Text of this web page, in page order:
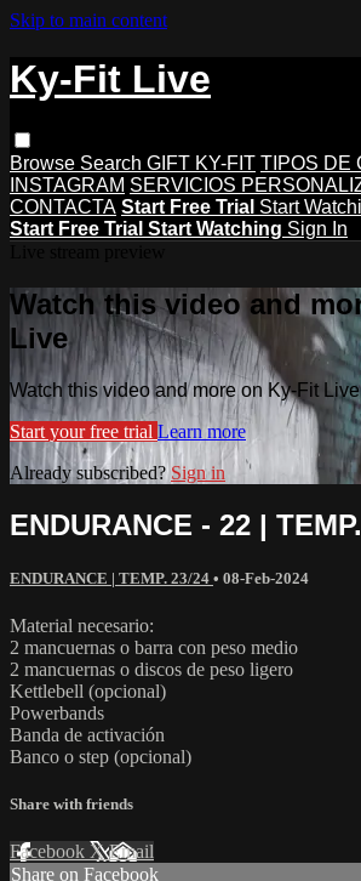
Skip to main content
Ky-Fit Live
Browse Search GIFT KY-FIT TIPOS DE
INSTAGRAM SERVICIOS
CONTACTA Start Free Trial Start
Start Free Trial Start Watching Sign In
Watch this video and
Live
Watch this video and more on Ky-Fit Live
Start your free trial Learn more
Already subscribed?Sign in
ENDURANCE - 22 |
ENDURANCE | TEMP. 23/24 • 08-Feb-2024
Material necesario:
2 mancuernas o barra con peso medio
2 mancuernas o discos de peso ligero
Kettlebell (opcional)
Powerbands
Banda de activación
Banco o step (opcional)
Share with friends
Facebook XEmail
Share on Facebook